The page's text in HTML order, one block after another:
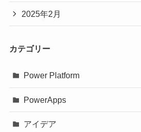
2025年2月
カテゴリー
Power Platform
PowerApps
アイデア